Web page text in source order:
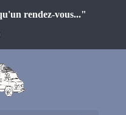
rendez-vous..."